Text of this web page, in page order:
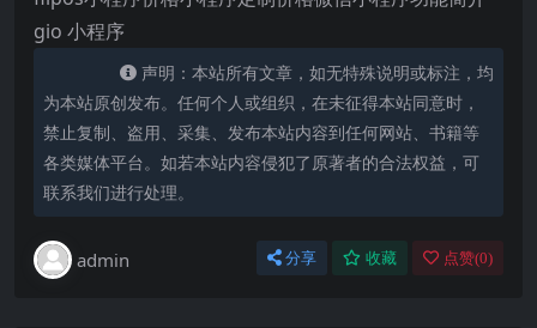
gio 小程序
声明：本站所有文章，如无特殊说明或标注，均
为本站原创发布。任何个人或组织，在未征得本站同意时，
禁止复制、盗用、采集、发布本站内容到任何网站、书籍等
各类媒体平台。如若本站内容侵犯了原著者的合法权益，可
联系我们进行处理。
admin 分享 收藏 点赞(0)